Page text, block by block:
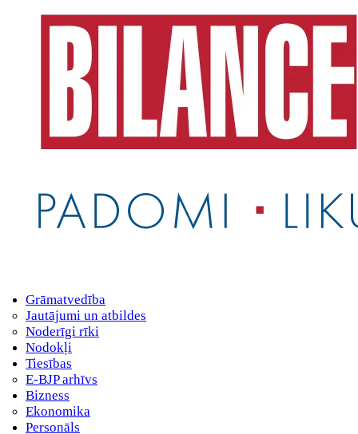
Grāmatvedība
Jautājumi un atbildes
Noderīgi rīki
Nodokļi
Tiesības
E-BJP arhīvs
Bizness
Ekonomika
Personāls